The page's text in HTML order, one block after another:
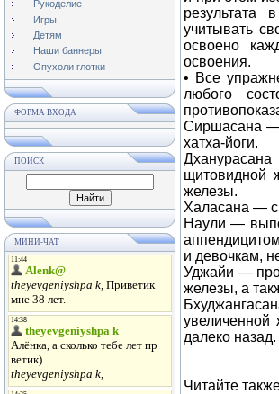
Рукоделие
Игры
Детям
Наши баннеры
Опухоли глотки
ФОРМА ВХОДА
ПОИСК
МИНИ-ЧАТ
результата
учитывать
освоено
освоения.
• Все
любого
Сиршасана —
хатха-йоги.
щитовидной
железы.
Халасана — с
Наули —
и девочкам,
Уджайи —
железы, а
увеличенной
далеко назад.
Читайте